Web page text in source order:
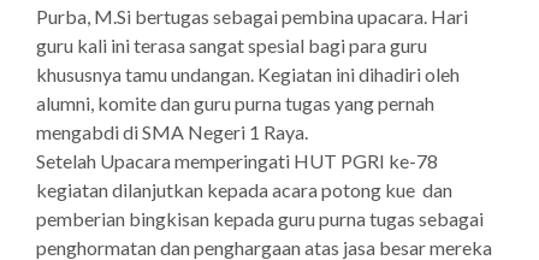
Purba, M.Si bertugas sebagai pembina upacara. Hari
guru kali ini terasa sangat spesial bagi para guru
khususnya tamu undangan. Kegiatan ini dihadiri oleh
alumni, komite dan guru purna tugas yang pernah
mengabdi di SMA Negeri 1 Raya.
Setelah Upacara memperingati HUT PGRI ke-78
kegiatan dilanjutkan kepada acara potong kue dan
pemberian bingkisan kepada guru purna tugas sebagai
penghormatan dan penghargaan atas jasa besar mereka